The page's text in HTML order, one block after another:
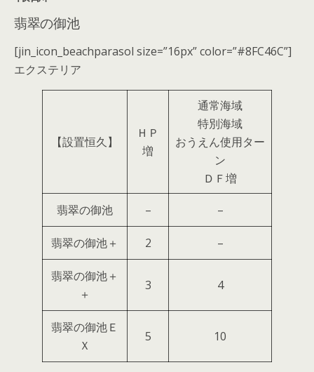
翡翠の御池
[jin_icon_beachparasol size=”16px” color=”#8FC46C”]
エクステリア
【設置恒久】
ＨＰ
増
通常海域
特別海域
おうえん使用ター
ン
ＤＦ増
翡翠の御池 – –
翡翠の御池＋ 2 –
翡翠の御池＋
＋
3 4
翡翠の御池Ｅ
Ｘ
5 10